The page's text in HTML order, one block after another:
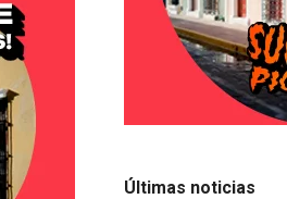
Últimas noticias